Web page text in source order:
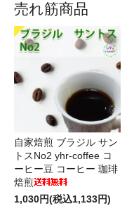
売れ筋商品
自家焙煎 ブラジル サン
トスNo2 yhr-coffee コ
ーヒー豆 コーヒー 珈琲
焙煎
1,030円(税込1,133円)